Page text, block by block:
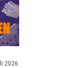
2026